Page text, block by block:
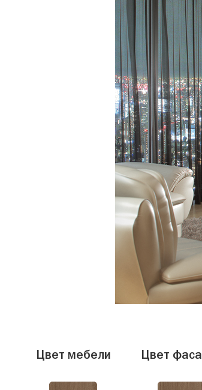
Цвет мебели Цвет